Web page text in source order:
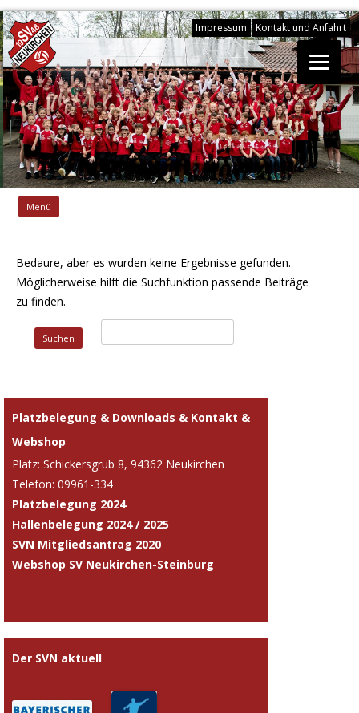
Kontakt und Anfahrt
Impressum
Menü
Springe
Bedaure, aber es wurden keine Ergebnisse gefunden.
Möglicherweise hilft die Suchfunktion passende Beiträge
zu finden.
nach:
Platzbelegung & Downloads & Kontakt &
Webshop
Platz: Schickersgrub 8, 94362 Neukirchen
Telefon: 09961-334
Platzbelegung 2024
Hallenbelegung 2024 / 2025
SVN Mitgliedsantrag 2020
Webshop SV Neukirchen-Steinburg
Der SVN aktuell